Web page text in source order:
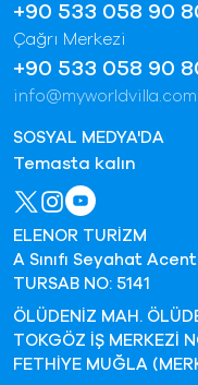
+90 533 058 90
Çağrı Merkezi
+90 533 058 90
info@myworldvilla.com
SOSYAL MEDYA'DA
Temasta kalın
ELENOR TURİZM
A Sınıfı Seyahat
TURSAB NO: 5141
ÖLÜDENİZ MAH.
TOKGÖZ İŞ MERKEZİ
FETHİYE MUĞLA